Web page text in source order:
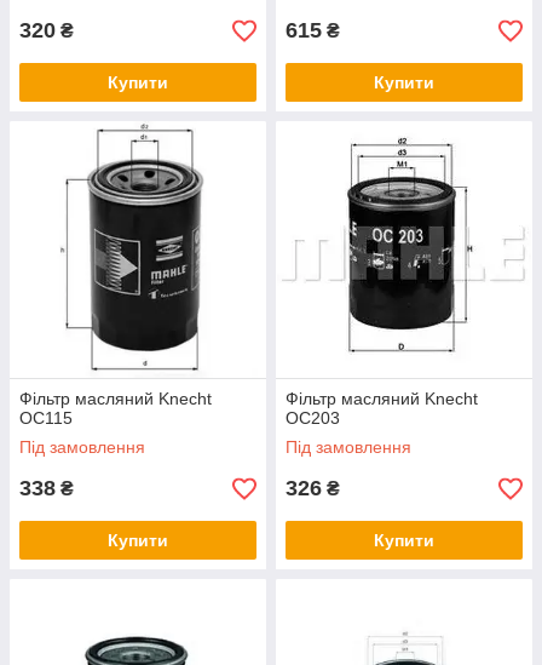
320 ₴
Купити
615 ₴
Купити
Фільтр масляний Knecht
OC115
Під замовлення
338 ₴
Купити
Фільтр масляний Knecht
OC203
Під замовлення
326 ₴
Купити